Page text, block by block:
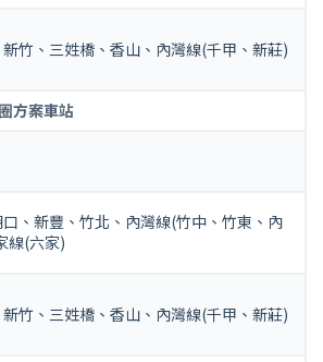
竹、三姓橋、香山、內灣線(千甲、新莊)
方案車站
、新豐、竹北、內灣線(竹中、竹東、內
線(六家)
竹、三姓橋、香山、內灣線(千甲、新莊)